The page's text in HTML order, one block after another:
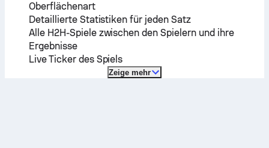
Oberflächenart
Detaillierte Statistiken für jeden Satz
Alle H2H-Spiele zwischen den Spielern und ihre
Ergebnisse
Live Ticker des Spiels
Zeige mehr